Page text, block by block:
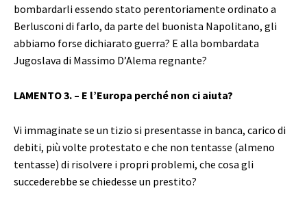
bombardarli essendo stato perentoriamente ordinato a
Berlusconi di farlo, da parte del buonista Napolitano, gli
abbiamo forse dichiarato guerra? E alla bombardata
Jugoslava di Massimo D’Alema regnante?
LAMENTO 3. – E l’Europa perché non ci aiuta?
Vi immaginate se un tizio si presentasse in banca, carico di
debiti, più volte protestato e che non tentasse (almeno
tentasse) di risolvere i propri problemi, che cosa gli
succederebbe se chiedesse un prestito?